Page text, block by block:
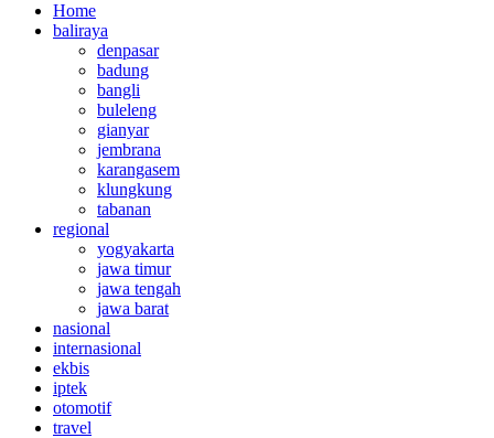
Home
baliraya
denpasar
badung
bangli
buleleng
gianyar
jembrana
karangasem
klungkung
tabanan
regional
yogyakarta
jawa timur
jawa tengah
jawa barat
nasional
internasional
ekbis
iptek
otomotif
travel